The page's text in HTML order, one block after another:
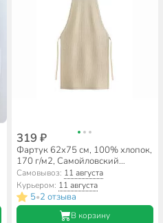
319 ₽
Фартук 62х75 см, 100% хлопок,
170 г/м2, Самойловский
текстиль, Текстура, бежевый
Самовывоз: 11 августа
Курьером: 11 августа
5•2 отзыва
В корзину